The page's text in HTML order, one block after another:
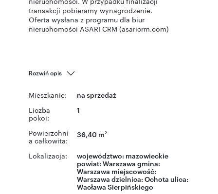
transakcji pobieramy wynagrodzenie.
Oferta wysłana z programu dla biur
nieruchomości ASARI CRM (asaricrm.com)
Rozwiń opis
Mieszkanie: na sprzedaż
Liczba
pokoi:
1
Powierzchni
a całkowita:
36,40 m2
Lokalizacja: województwo: mazowieckie
powiat: Warszawa gmina:
Warszawa miejscowość:
Warszawa dzielnica: Ochota ulica:
Wacława Sierpińskiego